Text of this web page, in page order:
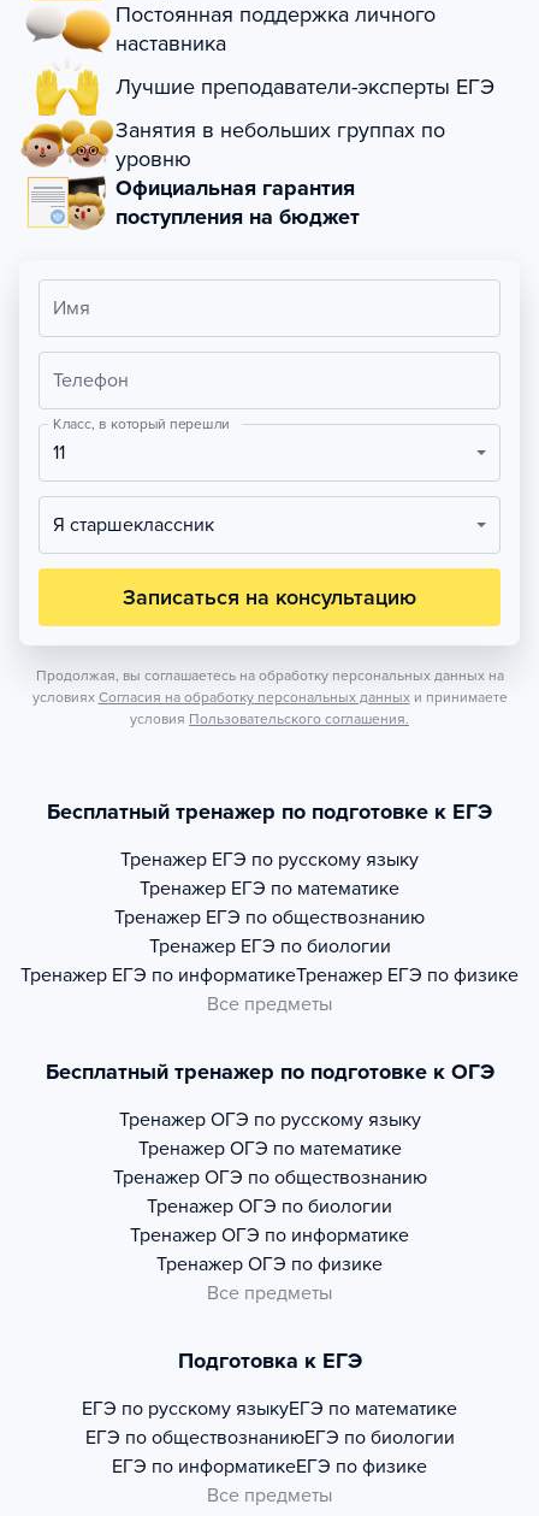
Постоянная поддержка личного
наставника
Лучшие преподаватели-эксперты ЕГЭ
Занятия в небольших группах по
уровню
Официальная гарантия
поступления на бюджет
Имя
Телефон
Класс, в который перешли
11
Я старшеклассник
Записаться на консультацию
Продолжая, вы соглашаетесь на обработку персональных данных на
условиях Согласия на обработку персональных данных и принимаете
условия Пользовательского соглашения.
Бесплатный тренажер по подготовке к ЕГЭ
Тренажер ЕГЭ по русскому языку
Тренажер ЕГЭ по математике
Тренажер ЕГЭ по обществознанию
Тренажер ЕГЭ по биологии
Тренажер ЕГЭ по информатикеТренажер ЕГЭ по физике
Все предметы
Бесплатный тренажер по подготовке к ОГЭ
Тренажер ОГЭ по русскому языку
Тренажер ОГЭ по математике
Тренажер ОГЭ по обществознанию
Тренажер ОГЭ по биологии
Тренажер ОГЭ по информатике
Тренажер ОГЭ по физике
Все предметы
Подготовка к ЕГЭ
ЕГЭ по русскому языкуЕГЭ по математике
ЕГЭ по обществознаниюЕГЭ по биологии
ЕГЭ по информатикеЕГЭ по физике
Все предметы